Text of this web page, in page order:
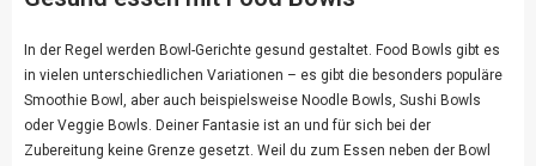
In der Regel werden Bowl-Gerichte gesund gestaltet. Food Bowls gibt es
in vielen unterschiedlichen Variationen – es gibt die besonders populäre
Smoothie Bowl, aber auch beispielsweise Noodle Bowls, Sushi Bowls
oder Veggie Bowls. Deiner Fantasie ist an und für sich bei der
Zubereitung keine Grenze gesetzt. Weil du zum Essen neben der Bowl